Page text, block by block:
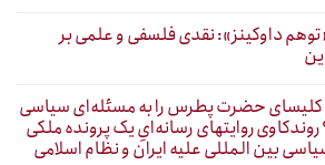
داوکینز»: نقدی فلسفی و علمی بر
کلیسای حضرت پطرس را به مسئله‌ای سیاسی
روایتهای رسانه‌ایِ یک پرونده ملکی
بین المللی علیه ایران و نظام اسلامی